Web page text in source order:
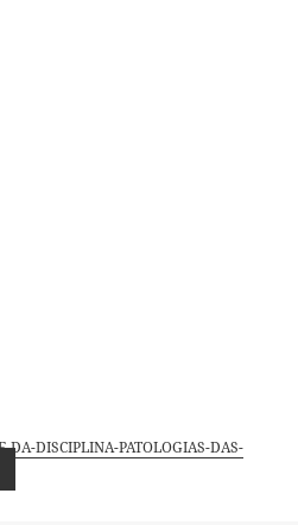
DA-DISCIPLINA-PATOLOGIAS-DAS-